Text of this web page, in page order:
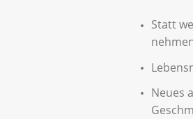
Statt
Neues